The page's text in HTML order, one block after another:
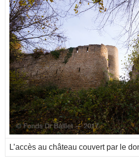
L’accès au château couvert par le